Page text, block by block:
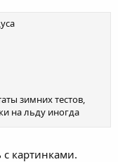
зимних тестов,
на льду иногда
нашего
с картинками.